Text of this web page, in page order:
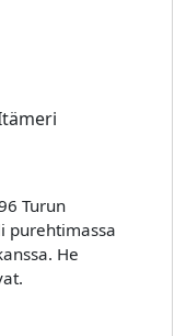
Turun
purehtimassa
He